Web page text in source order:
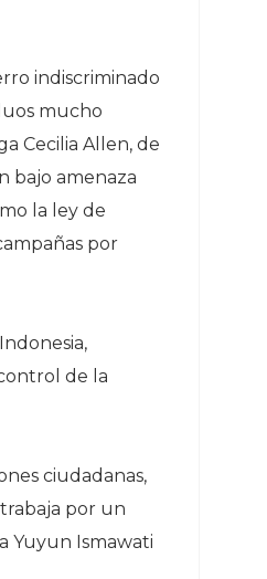
indiscriminado
mucho
Cecilia Allen, de
bajo amenaza
la ley de
por
de la
ciudadanas,
por un
Yuyun Ismawati